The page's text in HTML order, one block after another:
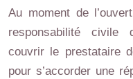
Au moment de
responsabilité civile
couvrir le prestataire
pour s’accorder une